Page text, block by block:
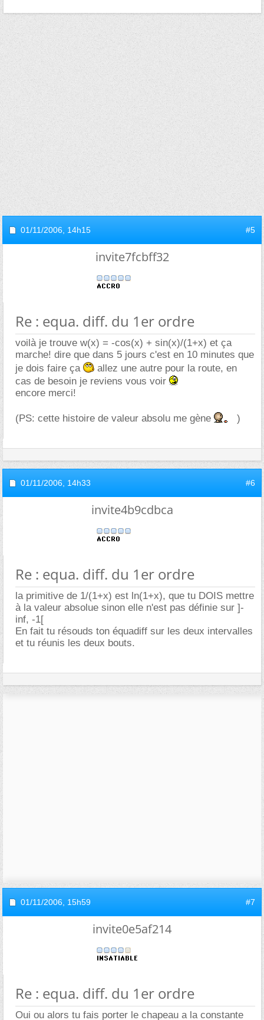
01/11/2006, 14h15 #5
invite7fcbff32
Re : equa. diff. du 1er ordre
voilà je trouve w(x) = -cos(x) + sin(x)/(1+x) et ça
marche! dire que dans 5 jours c'est en 10 minutes que
je dois faire ça
allez une autre pour la route, en
cas de besoin je reviens vous voir
encore merci!
(PS: cette histoire de valeur absolu me gène )
01/11/2006, 14h33 #6
invite4b9cdbca
Re : equa. diff. du 1er ordre
la primitive de 1/(1+x) est ln(1+x), que tu DOIS mettre
à la valeur absolue sinon elle n'est pas définie sur ]-
inf, -1[
En fait tu résouds ton équadiff sur les deux intervalles
et tu réunis les deux bouts.
01/11/2006, 15h59 #7
invite0e5af214
Re : equa. diff. du 1er ordre
Oui ou alors tu fais porter le chapeau a la constante